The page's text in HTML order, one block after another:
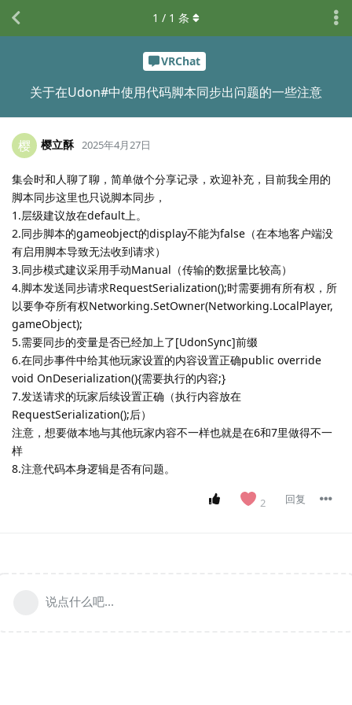
VRChat
关于在Udon#中使用代码脚本同步出问题的一些注意
1 / 1 条
樱 樱立酥 2025年4月27日
集会时和人聊了聊，简单做个分享记录，欢迎补充，目前我全用的
脚本同步这里也只说脚本同步，
1.层级建议放在default上。
2.同步脚本的gameobject的display不能为false（在本地客户端没
有启用脚本导致无法收到请求）
3.同步模式建议采用手动Manual（传输的数据量比较高）
4.脚本发送同步请求RequestSerialization();时需要拥有所有权，所
以要争夺所有权Networking.SetOwner(Networking.LocalPlayer,
gameObject);
5.需要同步的变量是否已经加上了[UdonSync]前缀
6.在同步事件中给其他玩家设置的内容设置正确public override
void OnDeserialization(){需要执行的内容;}
7.发送请求的玩家后续设置正确（执行内容放在
RequestSerialization();后）
注意，想要做本地与其他玩家内容不一样也就是在6和7里做得不一
样
8.注意代码本身逻辑是否有问题。
2 回复
说点什么吧...